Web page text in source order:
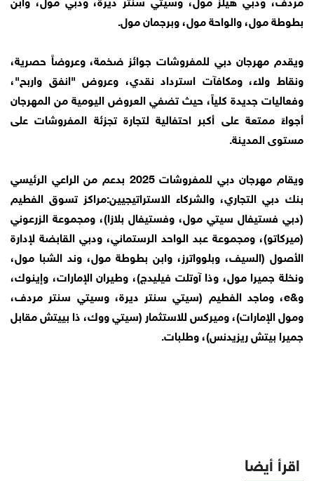
بطوطة مول، والواحة مول، وبرجمان مول.
ويقدم مهرجان دبي للمفروشات جوائز ضخمة، وعروضاً حصرية،
ونقاط ولاء، ومكافآت استرداد نقدي، وعروض "انفق واربح"،
وفعاليات جديدة كلياً، حيث تضفي العروض اليومية من المهرجان
أجواءً ممتعة على أكبر احتفالية لتجارة تجزئة المفروشات على
مستوى المدينة.
ويقام مهرجان دبي للمفروشات 2025 بدعم من الراعي الرئيسي
بنك دبي التجاري، والشركاء الاستراتيجيين:مراكز تسوق الفطيم
(دبي فستيفال سيتي مول، وفستيفال بلازا)، ومجموعة الزرعوني
(ميركاتو)، ومجموعة عبد الواحد الرستماني، ودبي القابضة لإدارة
الأصول (السيف، وبلوواترز، وابن بطوطة مول، وند الشبا مول،
ونخلة جميرا مول، وذا آوتلت فيليدج)، وطيران الإمارات، وإينوك،
و&e، وماجد الفطيم (سيتي سنتر ديرة، وسيتي سنتر مردف،
ومول الإمارات)، وميركس للاستثمار (سيتي ووك، ذا بييتش مقابل
جميرا بيتش ريزيدنس)، وطلبات.
اقرأ أيضا